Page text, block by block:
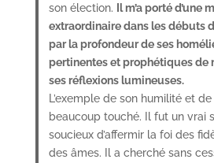
son élection.
Il m’a porté d’une
extraordinaire dans les débuts
par la profondeur de ses
pertinentes et prophétiques de
ses réflexions lumineuses.
L’exemple de son humilité et
beaucoup touché. Il fut un vrai
soucieux d’affermir la foi des
des âmes. Il a cherché sans